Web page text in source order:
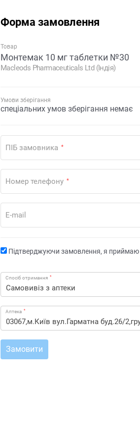
Форма замовлення
Товар
Монтемак 10 мг таблетки №30
Macleods Pharmaceuticals Ltd (Індія)
Умови зберігання
спеціальних умов зберігання немає
ПІБ замовника *
Номер телефону *
E-mail
Підтверджуючи замовлення, я приймаю
Спосіб отримання *
Аптека *
Замовити